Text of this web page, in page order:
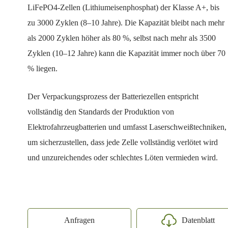
LiFePO4-Zellen (Lithiumeisenphosphat) der Klasse A+, bis
zu 3000 Zyklen (8–10 Jahre). Die Kapazität bleibt nach mehr
als 2000 Zyklen höher als 80 %, selbst nach mehr als 3500
Zyklen (10–12 Jahre) kann die Kapazität immer noch über 70
% liegen.
Der Verpackungsprozess der Batteriezellen entspricht
vollständig den Standards der Produktion von
Elektrofahrzeugbatterien und umfasst Laserschweißtechniken,
um sicherzustellen, dass jede Zelle vollständig verlötet wird
und unzureichendes oder schlechtes Löten vermieden wird.
Anfragen Datenblatt